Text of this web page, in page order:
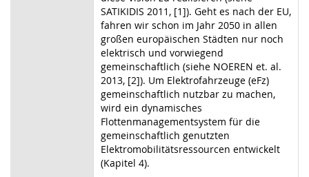
SATIKIDIS 2011, [1]). Geht es nach der EU,
fahren wir schon im Jahr 2050 in allen
großen europäischen Städten nur noch
elektrisch und vorwiegend
gemeinschaftlich (siehe NOEREN et. al.
2013, [2]). Um Elektrofahrzeuge (eFz)
gemeinschaftlich nutzbar zu machen,
wird ein dynamisches
Flottenmanagementsystem für die
gemeinschaftlich genutzten
Elektromobilitätsressourcen entwickelt
(Kapitel 4).